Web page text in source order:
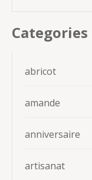
Categories
abricot
amande
anniversaire
artisanat